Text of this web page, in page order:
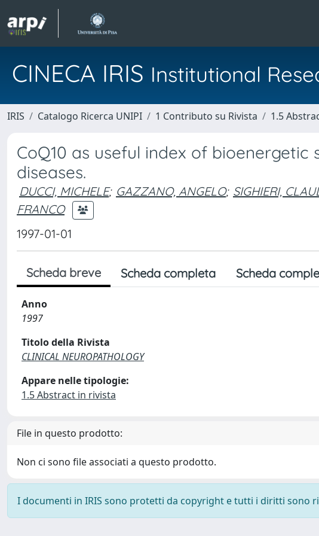
CINECA IRIS Institutional
IRIS Catalogo Ricerca UNIPI 1 Contributo su Rivista 1.5
CoQ10 as useful index of
diseases.
DUCCI, MICHELE; GAZZANO, ANGELO; SIGHIERI,
FRANCO
1997-01-01
Scheda breve Scheda completa Scheda
Anno
1997
Titolo della Rivista
CLINICAL NEUROPATHOLOGY
Appare nelle tipologie:
1.5 Abstract in rivista
File in questo prodotto:
Non ci sono file associati a questo prodotto.
I documenti in IRIS sono protetti da copyright e tutti i diritti sono